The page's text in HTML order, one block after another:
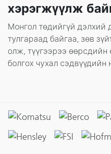
хэрэгжүүлж
Монгол төдийгүй дэлхий
тулгараад байгаа, зөв
олж, түүгээрээ өөрсдийн
болгох чухал сэдвүүдийн